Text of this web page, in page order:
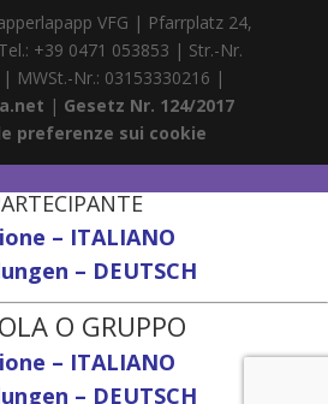
VFG | Pfarrplatz 24,
+39 0471 053853 | Str.-Nr.
MWSt.-Nr.: 03153330216 |
| Gesetz Nr. 124/2017
preferenze sui cookie
– ITALIANO
– DEUTSCH
O GRUPPO
– ITALIANO
– DEUTSCH